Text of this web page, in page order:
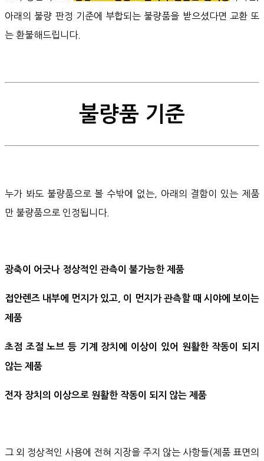
아래의 불량 판정 기준에 부합되는 불량품을 받으셨다면 교환 또
는 환불해드립니다.
불량품 기준
누가 봐도 불량품으로 볼 수밖에 없는, 아래의 결함이 있는 제품
만 불량품으로 인정됩니다.
광축이 어긋나 정상적인 관측이 불가능한 제품
접안렌즈 내부에 먼지가 있고, 이 먼지가 관측할 때 시야에 보이는
제품
초점 조절 노브 등 기계 장치에 이상이 있어 원활한 작동이 되지
않는 제품
전자 장치의 이상으로 원활한 작동이 되지 않는 제품
그 외 정상적인 사용에 전혀 지장을 주지 않는 사항들(제품 표면의